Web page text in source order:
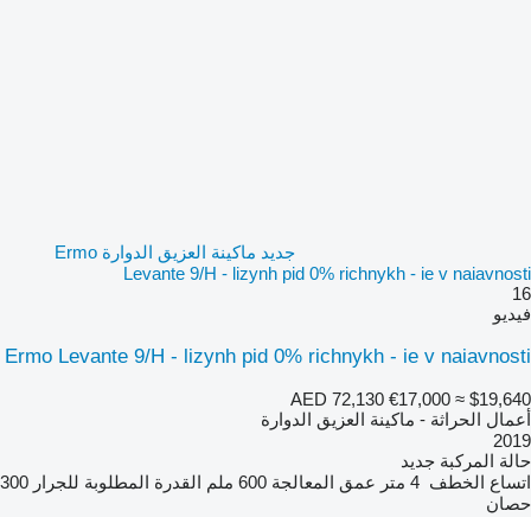
جديد ماكينة العزيق الدوارة Ermo
Levante 9/H - lizynh pid 0% richnykh - ie v naiavnosti
16
فيديو
Ermo Levante 9/H - lizynh pid 0% richnykh - ie v naiavnosti
AED 72,130 €17,000 ≈ $19,640
أعمال الحراثة - ماكينة العزيق الدوارة
2019
حالة المركبة جديد
اتساع الخطف 4 متر عمق المعالجة 600 ملم القدرة المطلوبة للجرار 300
حصان